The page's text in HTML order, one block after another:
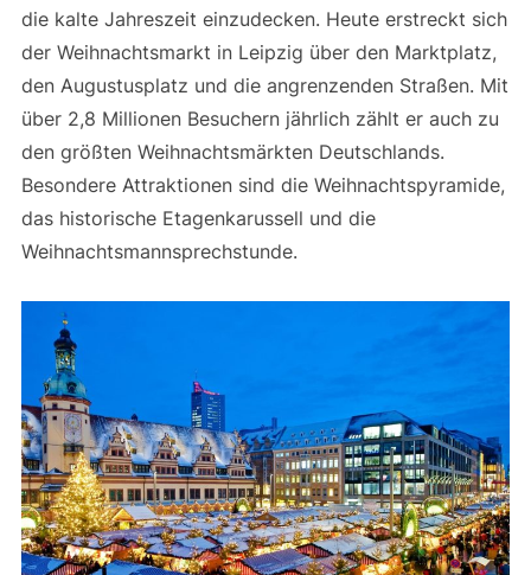
die kalte Jahreszeit einzudecken. Heute erstreckt sich
der Weihnachtsmarkt in Leipzig über den Marktplatz,
den Augustusplatz und die angrenzenden Straßen. Mit
über 2,8 Millionen Besuchern jährlich zählt er auch zu
den größten Weihnachtsmärkten Deutschlands.
Besondere Attraktionen sind die Weihnachtspyramide,
das historische Etagenkarussell und die
Weihnachtsmannsprechstunde.